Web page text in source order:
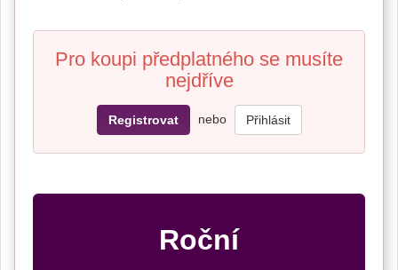
Pro koupi předplatného se musíte
nejdříve
Registrovat nebo Přihlásit
Roční